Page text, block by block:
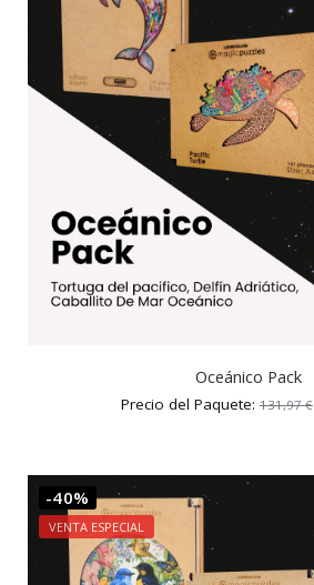
Oceánico Pack
Precio del Paquete:131,97€
-40%
VENTA ESPECIAL